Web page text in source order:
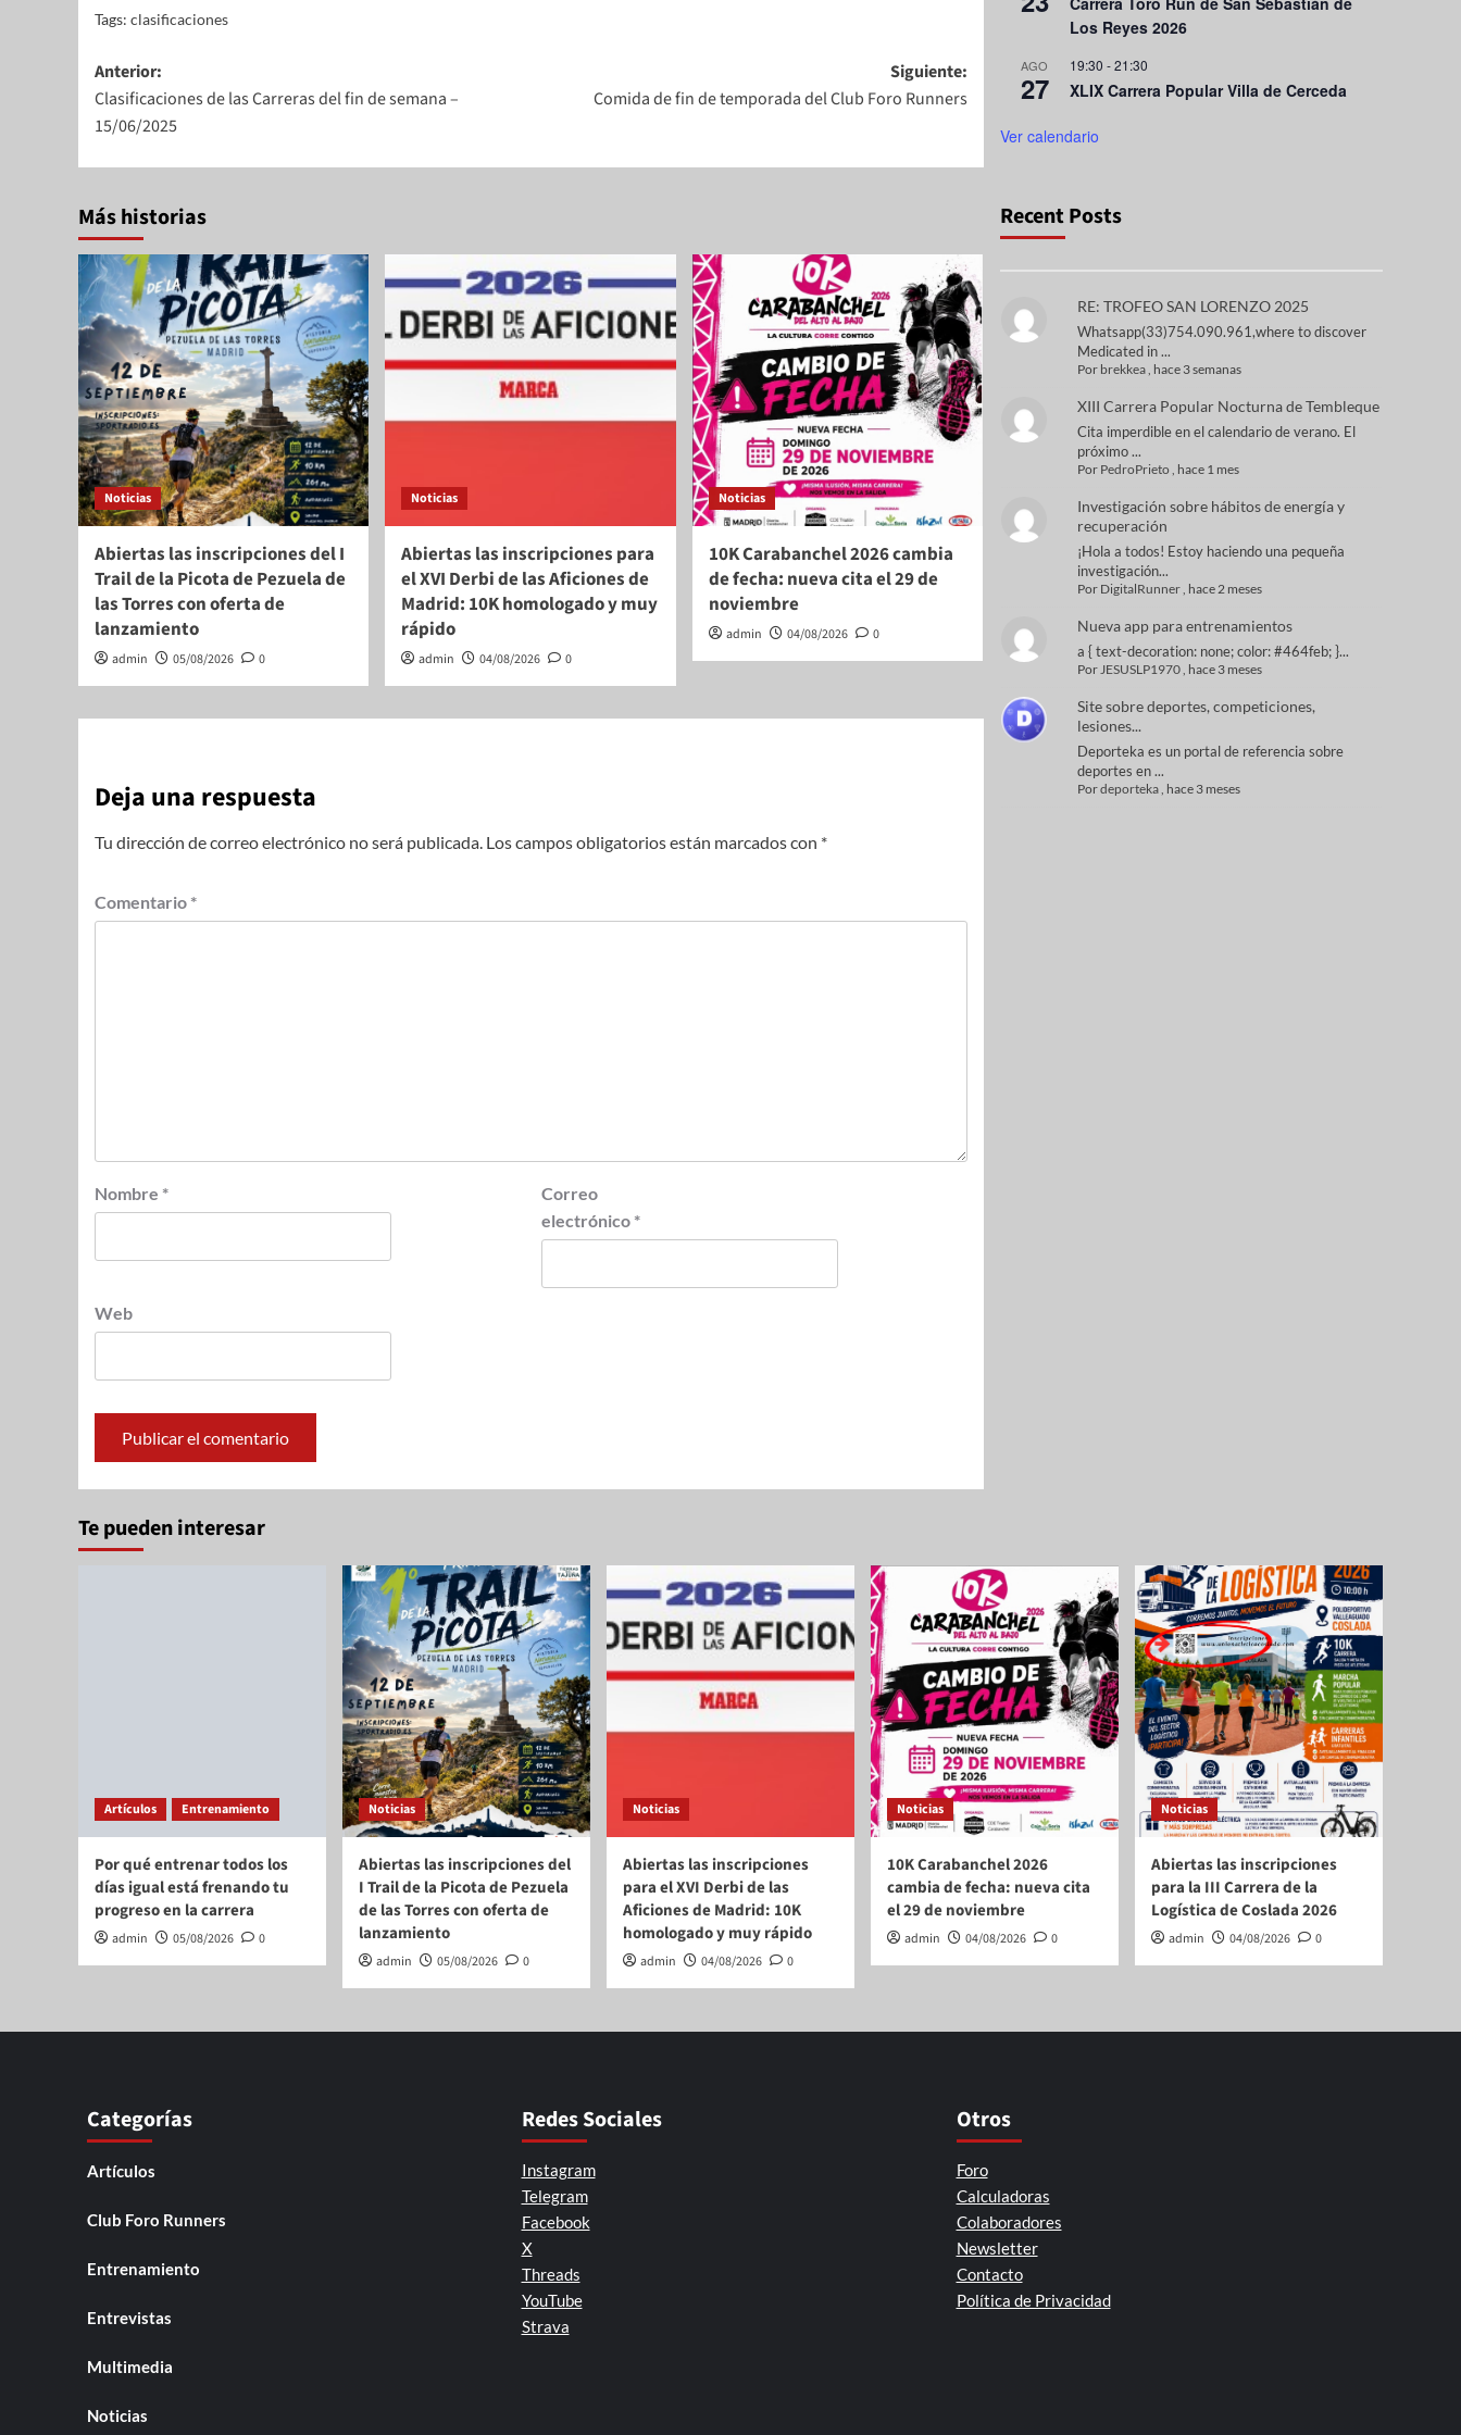
Tags: clasificaciones
Anterior:
Clasificaciones de las Carreras del fin de semana –
15/06/2025
Siguiente:
Comida de fin de temporada del Club Foro Runners
Más historias
Noticias
Abiertas las inscripciones del I
Trail de la Picota de Pezuela de
las Torres con oferta de
lanzamiento
admin 05/08/2026 0
Noticias
Abiertas las inscripciones para
el XVI Derbi de las Aficiones de
Madrid: 10K homologado y muy
rápido
admin 04/08/2026 0
Noticias
10K Carabanchel 2026 cambia
de fecha: nueva cita el 29 de
noviembre
admin 04/08/2026 0
Deja una respuesta
Tu dirección de correo electrónico no será publicada. Los campos obligatorios están marcados con *
Comentario *
Nombre *
Correo
electrónico *
Web
Los Reyes 2026
AGO
27
19:30 -21:30
XLIX Carrera Popular Villa de Cerceda
Ver calendario
Recent Posts
RE: TROFEO SAN LORENZO 2025
Whatsapp(33)754.090.961,where to discover
Medicated in ...
Por brekkea, hace 3 semanas
XIII Carrera Popular Nocturna de Tembleque
Cita imperdible en el calendario de verano. El
próximo ...
Por PedroPrieto , hace 1 mes
Investigación sobre hábitos de energía y
recuperación
¡Hola a todos! Estoy haciendo una pequeña
investigación...
Por DigitalRunner, hace 2 meses
Nueva app para entrenamientos
a { text-decoration: none; color: #464feb; }...
PorJESUSLP1970, hace 3 meses
Site sobre deportes, competiciones,
lesiones...
Deporteka es un portal de referencia sobre
deportes en ...
Pordeporteka, hace 3 meses
Te pueden interesar
Artículos Entrenamiento
Por qué entrenar todos los
días igual está frenando tu
progreso en la carrera
admin 05/08/2026 0
Noticias
Abiertas las inscripciones del
I Trail de la Picota de Pezuela
de las Torres con oferta de
lanzamiento
admin 05/08/2026 0
Noticias
Abiertas las inscripciones
para el XVI Derbi de las
Aficiones de Madrid: 10K
homologado y muy rápido
admin 04/08/2026 0
Noticias
10K Carabanchel 2026
cambia de fecha: nueva cita
el 29 de noviembre
admin 04/08/2026 0
Noticias
Abiertas las inscripciones
para la III Carrera de la
Logística de Coslada 2026
admin 04/08/2026 0
Categorías
Artículos
Club Foro Runners
Entrenamiento
Entrevistas
Multimedia
Noticias
Redes Sociales
Instagram
Telegram
Facebook
X
Threads
YouTube
Strava
Otros
Foro
Calculadoras
Colaboradores
Newsletter
Contacto
Política de Privacidad